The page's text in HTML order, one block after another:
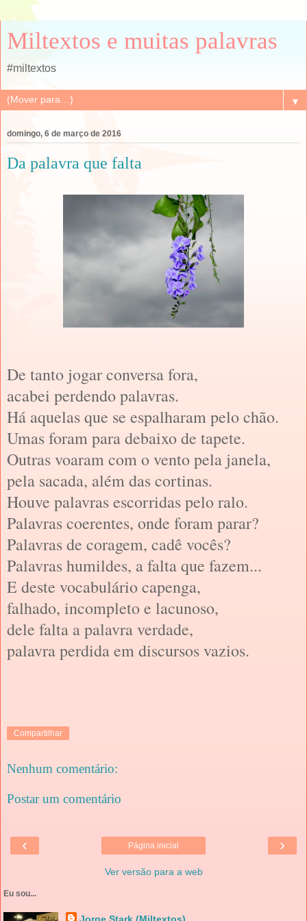
Miltextos e muitas palavras
#miltextos
▼
domingo, 6 de março de 2016
Da palavra que falta
De tanto jogar conversa fora,
acabei perdendo palavras.
Há aquelas que se espalharam pelo chão.
Umas foram para debaixo de tapete.
Outras voaram com o vento pela janela,
pela sacada, além das cortinas.
Houve palavras escorridas pelo ralo.
Palavras coerentes, onde foram parar?
Palavras de coragem, cadê vocês?
Palavras humildes, a falta que fazem...
E deste vocabulário capenga,
falhado, incompleto e lacunoso,
dele falta a palavra verdade,
palavra perdida em discursos vazios.
Compartilhar
Nenhum comentário:
Postar um comentário
‹ ›
Página inicial
Ver versão para a web
Eu sou...